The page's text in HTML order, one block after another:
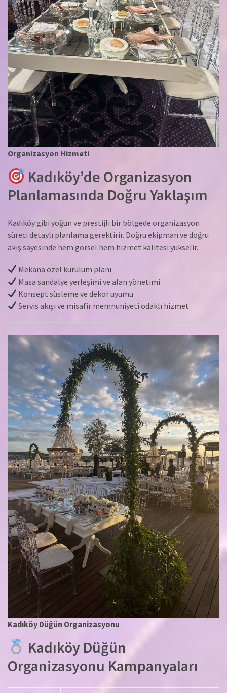
Organizasyon Hizmeti
Kadıköy’de Organizasyon
Planlamasında Doğru Yaklaşım
Kadıköy gibi yoğun ve prestijli bir bölgede organizasyon
süreci detaylı planlama gerektirir. Doğru ekipman ve doğru
akış sayesinde hem görsel hem hizmet kalitesi yükselir.
Mekana özel kurulum planı
Masa sandalye yerleşimi ve alan yönetimi
Konsept süsleme ve dekor uyumu
Servis akışı ve misafir memnuniyeti odaklı hizmet
Kadıköy Düğün Organizasyonu
Kadıköy Düğün
Organizasyonu Kampanyaları